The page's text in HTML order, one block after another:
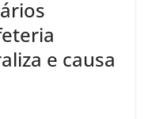
e causa